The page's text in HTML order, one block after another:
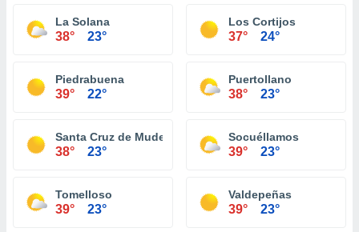
La Solana
38° 23°
Los Cortijos
37° 24°
Piedrabuena
39° 22°
Puertollano
38° 23°
Santa Cruz de Mudela
38° 23°
Socuéllamos
39° 23°
Tomelloso
39° 23°
Valdepeñas
39° 23°